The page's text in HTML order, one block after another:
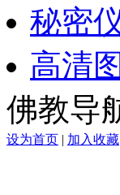
秘密
高清
佛教导
设为首页 | 加入收藏